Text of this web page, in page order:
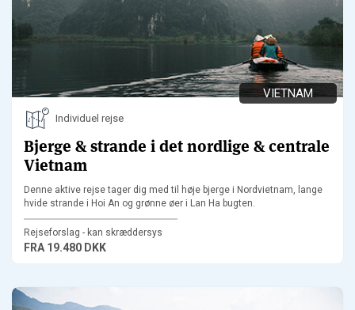
VIETNAM
Individuel rejse
Bjerge & strande i det nordlige & centrale
Vietnam
Denne aktive rejse tager dig med til høje bjerge i Nordvietnam, lange
hvide strande i Hoi An og grønne øer i Lan Ha bugten.
Rejseforslag - kan skræddersys
FRA19.480 DKK